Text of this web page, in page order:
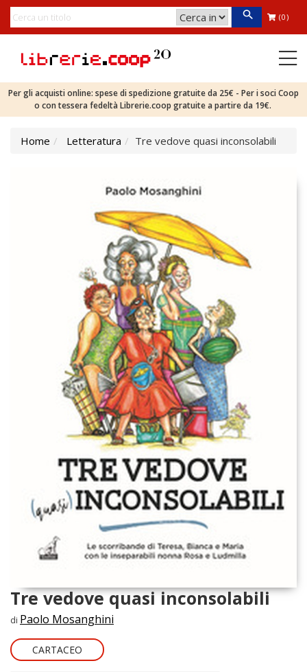
(0)
Per gli acquisti online: spese di spedizione gratuite da 25€ - Per i soci Coop
o con tessera fedeltà Librerie.coop gratuite a partire da 19€.
Home Letteratura Tre vedove quasi inconsolabili
Tre vedove quasi inconsolabili
di Paolo Mosanghini
CARTACEO